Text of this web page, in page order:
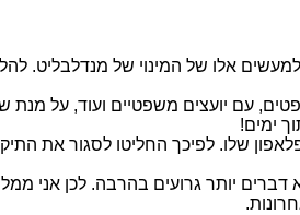
אלו של המינוי של מנדלבליט.
עם יועצים משפטיים ועוד, על
ימים!
שלו. לפיכך החליטו לסגור את
יותר גרועים בהרבה. לכן אני